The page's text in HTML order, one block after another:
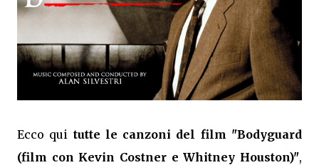
Ecco qui tutte le canzoni del film "Bodyguard
(film con Kevin Costner e Whitney Houston)",